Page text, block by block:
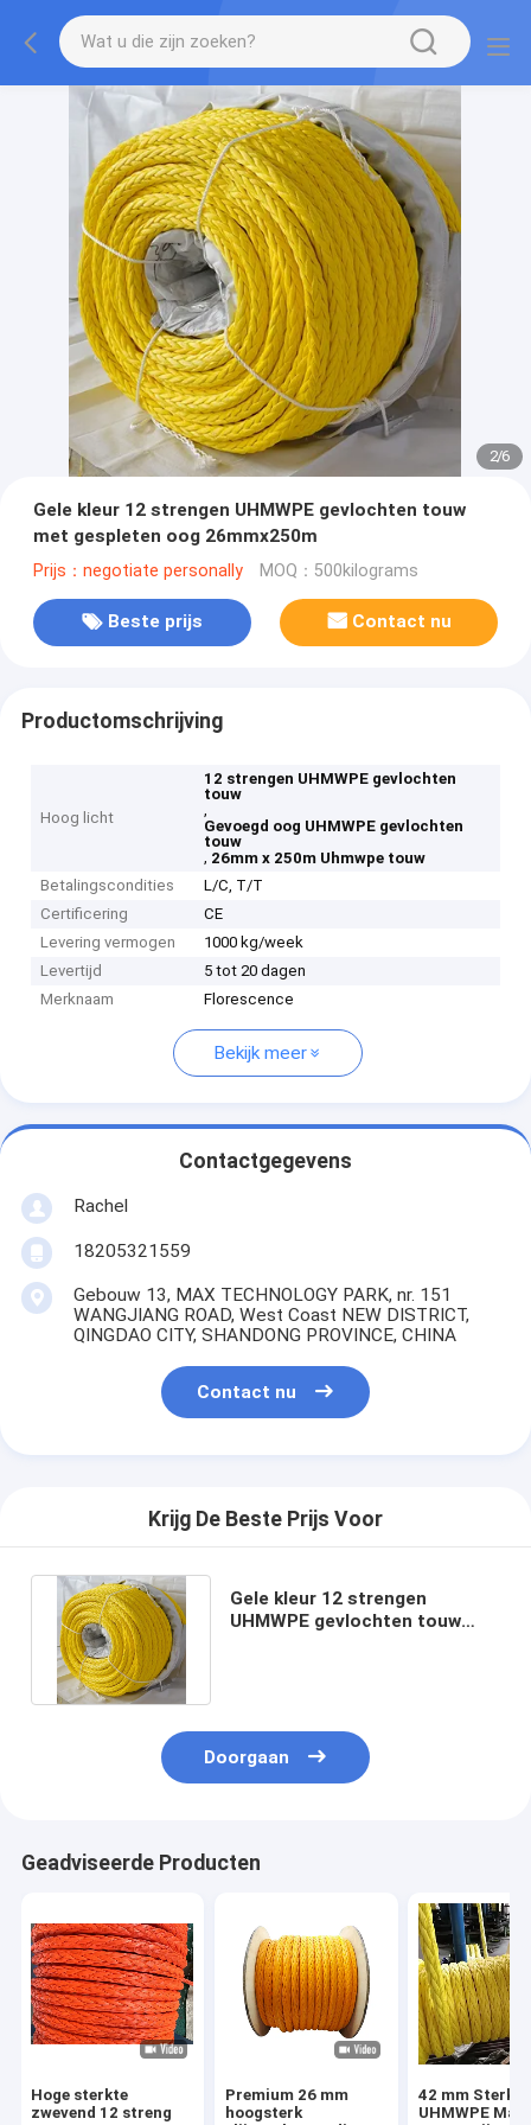
2/6
Gele kleur 12 strengen UHMWPE gevlochten touw
met gespleten oog 26mmx250m
Prijs：negotiate personally MOQ：500kilograms
Beste prijs Contact nu
Productomschrijving
Hoog licht
12 strengen UHMWPE gevlochten
touw
,
Gevoegd oog UHMWPE gevlochten
touw
, 26mm x 250m Uhmwpe touw
Betalingscondities
L/C, T/T
Certificering
CE
Levering vermogen
1000 kg/week
Levertijd
5 tot 20 dagen
Merknaam
Florescence
Bekijk meer
Contactgegevens
Rachel
18205321559
Gebouw 13, MAX TECHNOLOGY PARK, nr. 151
WANGJIANG ROAD, West Coast NEW DISTRICT,
QINGDAO CITY, SHANDONG PROVINCE, CHINA
Contact nu
Krijg De Beste Prijs Voor
Gele kleur 12 strengen
UHMWPE gevlochten touw
Doorgaan
Geadviseerde Producten
Hoge sterkte
zwevend 12 streng
Premium 26 mm
hoogsterk
42 mm Sterke
UHMWPE